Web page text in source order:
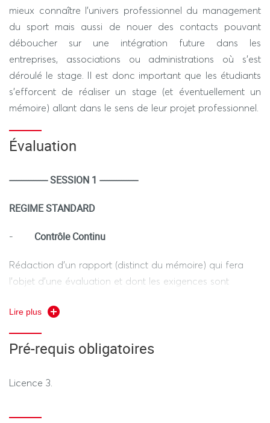
mieux connaître l’univers professionnel du management
du sport mais aussi de nouer des contacts pouvant
déboucher sur une intégration future dans les
entreprises, associations ou administrations où s’est
déroulé le stage. Il est donc important que les étudiants
s’efforcent de réaliser un stage (et éventuellement un
mémoire) allant dans le sens de leur projet professionnel.
Évaluation
---------------- SESSION 1 ----------------
REGIME STANDARD
- Contrôle Continu
Rédaction d'un rapport (distinct du mémoire) qui fera
l'objet d'une évaluation et dont les exigences sont
du mémoire et insertion professionnelle
Lire plus
Pré-requis obligatoires
Licence 3.